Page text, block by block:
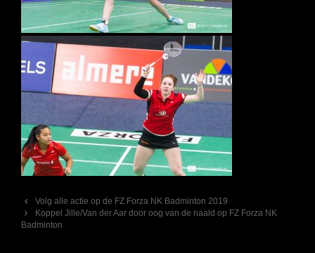
Berichtnavigatie
Volg alle actie op de FZ Forza NK Badminton 2019
Koppel Jille/Van der Aar door oog van de naald op FZ Forza NK
Badminton